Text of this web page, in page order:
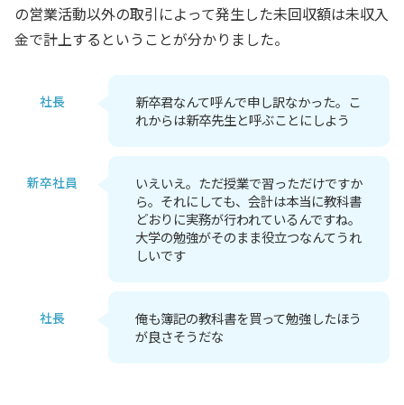
の営業活動以外の取引によって発生した未回収額は未収入
金で計上するということが分かりました。
社長
新卒君なんて呼んで申し訳なかった。こ
れからは新卒先生と呼ぶことにしよう
新卒社員
いえいえ。ただ授業で習っただけですか
ら。それにしても、会計は本当に教科書
どおりに実務が行われているんですね。
大学の勉強がそのまま役立つなんてうれ
しいです
社長
俺も簿記の教科書を買って勉強したほう
が良さそうだな